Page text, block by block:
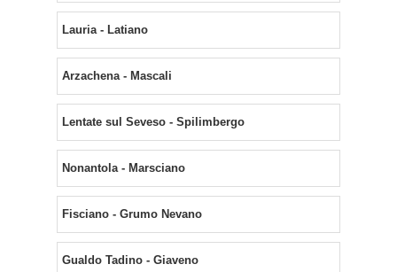
Lauria - Latiano
Arzachena - Mascali
Lentate sul Seveso - Spilimbergo
Nonantola - Marsciano
Fisciano - Grumo Nevano
Gualdo Tadino - Giaveno